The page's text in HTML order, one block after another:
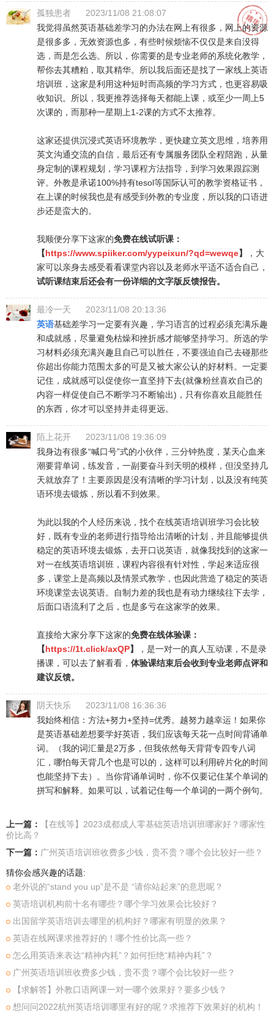
孤独患者
2023/11/08 21:08:07
我觉得虽然英语基础差学习的办法在网上有很多，网上的资源
是很多多，无效资源也多，有些时候烦恼不仅仅是来自没得
选，而是怎么选。所以，你需要的是专业老师的系统化教学，
帮你去其糟粕，取其精华。所以我后面还是找了一家线上英语
培训班，这家是利用这种短时而高频的学习方式，也更容易吸
收知识。所以，我更推荐选择每天都能上课，或至少一周上5
次课的，而那种一星期上1-2课的方式不太推荐。
这家还提供沉浸式英语环境教学，更快建立英文思维，培养用
英文沟通交流的自信，最后还有专属服务团队全程陪跑，从量
身定制的课程规划，学习课程方法指导，到学习效果跟踪测
评。外教是承诺100%持有tesol等国际认可的教学资格证书，
在上课的时候我也是有感受到外教的专业度，所以我的口语进
步还是蛮大的。
我顺便分享下这家的免费在线试听课：
【https://www.spiiker.com/yypeixun/?qd=wewqe】
，大
家可以亲身去感受看看课堂内容以及老师水平适不适合自己，
试听课结束后还会有一份详细的文字版反馈报告。
最冷一天
2023/11/08 20:13:36
英语基础差学习一定要有兴趣，学习语言的过程必须充满乐趣
和成就感，尽量避免枯燥和挫折感才能够坚持学习。所选的学
习材料必须充满兴趣且自己可以胜任，不要强迫自己去碰那些
你超出你能力范围太多的可是又被大家公认的好材料。一定要
记住，成就感可以促使你一直坚持下去(就像粉丝喜欢自己的
内容一样促使自己不断学习不断输出)，只有你喜欢且能胜任
的东西，你才可以坚持并走得更远。
陌上花开
2023/11/08 19:36:09
我身边有很多“喊口号”式的小伙伴，三分钟热度，某天心血来
潮要背单词，练发音，一副要奋斗到天明的模样，但没坚持几
天就放弃了！主要原因是没有清晰的学习计划，以及没有纯英
语环境去锻炼，所以看不到效果。
为此以我的个人经历来说，找个在线英语培训班学习会比较
好，既有专业的老师进行指导给出清晰的计划，并且能够提供
稳定的英语环境去锻炼，去开口说英语，就像我找到的这家一
对一在线英语培训班，课程内容很有针对性，学起来适应很
多，课堂上是高频以及情景式教学，也因此营造了稳定的英语
环境课堂去说英语。自制力差的我也是有动力继续往下去学，
后面口语流利了之后，也是多亏在这家学的效果。
直接给大家分享下这家的免费在线体验课：
【https://1t.click/axQP】
，是一对一的真人互动课，不是录
播课，可以去了解看看， 体验课结束后会收到专业老师点评和
建议反馈。
阴天快乐
2023/11/08 16:36:36
我始终相信：方法+努力+坚持=优秀。越努力越幸运！如果你
是英语基础差想要学好英语，我们应该每天花一点时间背诵单
词。（我的词汇量是2万多，但我依然每天背背专四专八词
汇，哪怕每天背几个也是可以的，这样可以利用碎片化的时间
也能坚持下去）。当你背诵单词时，你不仅要记住某个单词的
拼写和解释。如果可以，试着记住每一个单词的一两个例句。
上一篇：
【在线等】2023成都成人零基础英语培训班哪家好？哪家性
价比高？
下一篇： 广州英语培训班收费多少钱，贵不贵？哪个会比较好一些？
猜你会感兴趣的话题:
老外说的“stand you up”是不是 “请你站起来”的意思呢？
英语培训机构前十名有哪些？哪个学习效果会比较好？
出国留学英语培训去哪里的机构好？哪家有明显的效果？
英语在线网课求推荐好的！哪个性价比高一些？
怎么用英语来表达“精神内耗”？如何拒绝“精神内耗”？
广州英语培训班收费多少钱，贵不贵？哪个会比较好一些？
【求解答】外教口语网课一对一哪个效果好？要多少钱？
想问问2022杭州英语培训哪里有好的呢？求推荐下效果好的机构！